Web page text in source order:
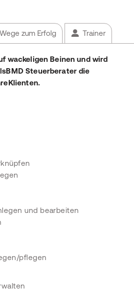
Wege zum Erfolg Trainer
wackeligen Beinen und wird
Steuerberater die
und bearbeiten
pflegen